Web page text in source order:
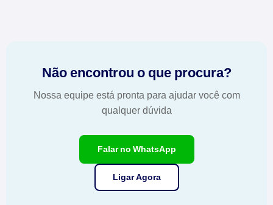
Não encontrou o que procura?
Nossa equipe está pronta para ajudar você com
qualquer dúvida
Falar no WhatsApp
Ligar Agora